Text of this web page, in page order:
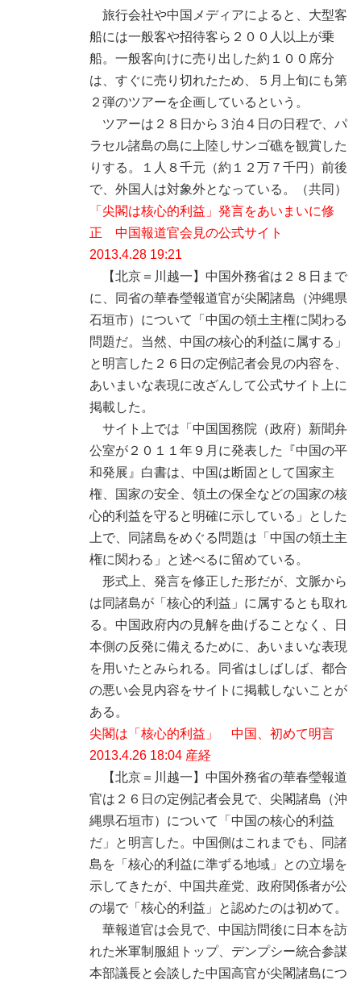
旅行会社や中国メディアによると、大型客
船には一般客や招待客ら２００人以上が乗
船。一般客向けに売り出した約１００席分
は、すぐに売り切れたため、５月上旬にも第
２弾のツアーを企画しているという。
ツアーは２８日から３泊４日の日程で、パ
ラセル諸島の島に上陸しサンゴ礁を観賞した
りする。１人８千元（約１２万７千円）前後
で、外国人は対象外となっている。（共同）
「尖閣は核心的利益」発言をあいまいに修
正 中国報道官会見の公式サイト
2013.4.28 19:21
【北京＝川越一】中国外務省は２８日まで
に、同省の華春瑩報道官が尖閣諸島（沖縄県
石垣市）について「中国の領土主権に関わる
問題だ。当然、中国の核心的利益に属する」
と明言した２６日の定例記者会見の内容を、
あいまいな表現に改ざんして公式サイト上に
掲載した。
サイト上では「中国国務院（政府）新聞弁
公室が２０１１年９月に発表した『中国の平
和発展』白書は、中国は断固として国家主
権、国家の安全、領土の保全などの国家の核
心的利益を守ると明確に示している」とした
上で、同諸島をめぐる問題は「中国の領土主
権に関わる」と述べるに留めている。
形式上、発言を修正した形だが、文脈から
は同諸島が「核心的利益」に属するとも取れ
る。中国政府内の見解を曲げることなく、日
本側の反発に備えるために、あいまいな表現
を用いたとみられる。同省はしばしば、都合
の悪い会見内容をサイトに掲載しないことが
ある。
尖閣は「核心的利益」 中国、初めて明言
2013.4.26 18:04 産経
【北京＝川越一】中国外務省の華春瑩報道
官は２６日の定例記者会見で、尖閣諸島（沖
縄県石垣市）について「中国の核心的利益
だ」と明言した。中国側はこれまでも、同諸
島を「核心的利益に準ずる地域」との立場を
示してきたが、中国共産党、政府関係者が公
の場で「核心的利益」と認めたのは初めて。
華報道官は会見で、中国訪問後に日本を訪
れた米軍制服組トップ、デンプシー統合参謀
本部議長と会談した中国高官が尖閣諸島につ